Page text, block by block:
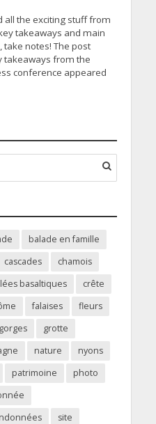
all the exciting stuff from
takeaways and main
notes! The post
takeaways from the
conference appeared
balade en famille
cascades
chamois
basaltiques
crête
falaises
fleurs
gorges
grotte
nature
nyons
patrimoine
photo
site